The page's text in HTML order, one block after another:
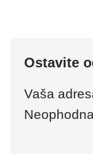
Ostavite
Vaša